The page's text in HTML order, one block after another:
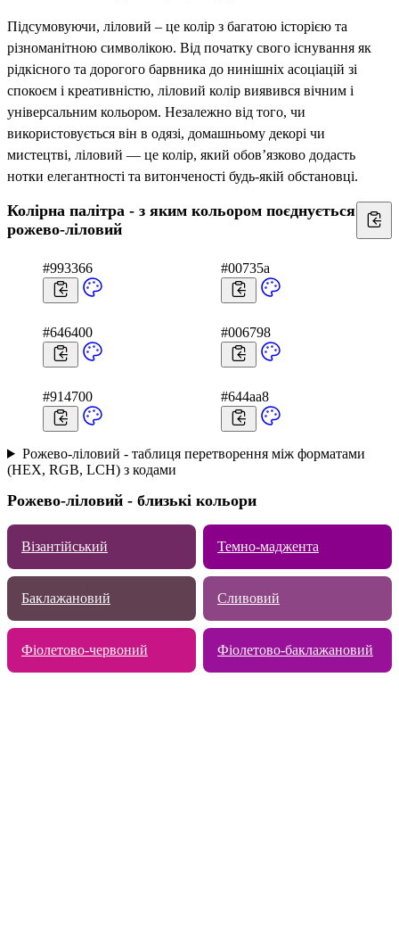
Підсумовуючи, ліловий – це колір з багатою історією та
різноманітною символікою. Від початку свого існування як
рідкісного та дорогого барвника до нинішніх асоціацій зі
спокоєм і креативністю, ліловий колір виявився вічним і
універсальним кольором. Незалежно від того, чи
використовується він в одязі, домашньому декорі чи
мистецтві, ліловий — це колір, який обов’язково додасть
нотки елегантності та витонченості будь-якій обстановці.
Колірна палітра - з яким кольором поєднується
рожево-ліловий
#993366 #00735a
#646400 #006798
#914700 #644aa8
Рожево-ліловий - таблиця перетворення між форматами
(HEX, RGB, LCH) з кодами
Рожево-ліловий - близькі кольори
Візантійський Темно-маджента
Баклажановий Сливовий
Фіолетово-червоний Фіолетово-баклажановий